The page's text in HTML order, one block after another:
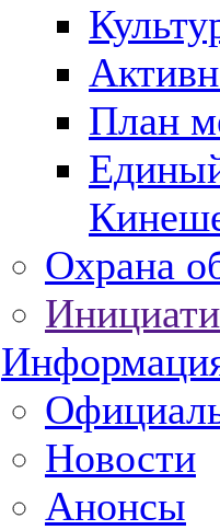
План
Охрана
Новости
Анонсы